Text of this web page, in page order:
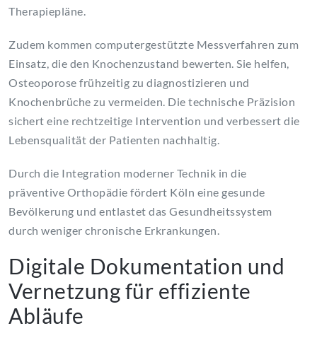
Therapiepläne.
Zudem kommen computergestützte Messverfahren zum
Einsatz, die den Knochenzustand bewerten. Sie helfen,
Osteoporose frühzeitig zu diagnostizieren und
Knochenbrüche zu vermeiden. Die technische Präzision
sichert eine rechtzeitige Intervention und verbessert die
Lebensqualität der Patienten nachhaltig.
Durch die Integration moderner Technik in die
präventive Orthopädie fördert Köln eine gesunde
Bevölkerung und entlastet das Gesundheitssystem
durch weniger chronische Erkrankungen.
Digitale Dokumentation und
Vernetzung für effiziente
Abläufe